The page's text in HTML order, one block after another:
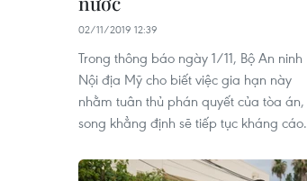
02/11/2019 12:39
Trong thông báo ngày 1/11, Bộ An ninh
Nội địa Mỹ cho biết việc gia hạn này
nhằm tuân thủ phán quyết của tòa án,
song khẳng định sẽ tiếp tục kháng cáo.